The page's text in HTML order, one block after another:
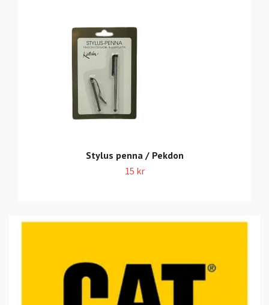
Stylus penna / Pekdon
15 kr